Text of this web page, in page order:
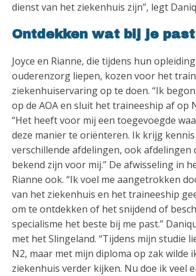
dienst van het ziekenhuis zijn”, legt
Ontdekken wat bij je past
Joyce en Rianne, die tijdens hun
ouderenzorg liepen, kozen voor het
ziekenhuiservaring op te doen. “Ik
op de AOA en sluit het traineeship af op
“Het heeft voor mij een toegevoegde
deze manier te oriënteren. Ik krijg
verschillende afdelingen, ook afdelingen
bekend zijn voor mij.” De afwisseling in
Rianne ook. “Ik voel me aangetrokken
van het ziekenhuis en het traineeship
om te ontdekken of het snijdend of
specialisme het beste bij me past.”
met het Slingeland. “Tijdens mijn studie
N2, maar met mijn diploma op zak wilde
ziekenhuis verder kijken. Nu doe ik veel